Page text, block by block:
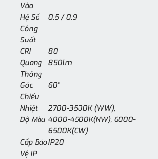
Vào
Hệ Số
Công
Suất
0.5 / 0.9
CRI
80
Quang
Thông
850lm
Góc
Chiếu
60°
Nhiệt
Độ Màu
2700-3500K (WW),
4000-4500K(NW), 6000-
6500K(CW)
Cấp Bảo
Vệ IP
IP20